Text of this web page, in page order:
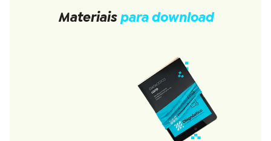
Materiais para download